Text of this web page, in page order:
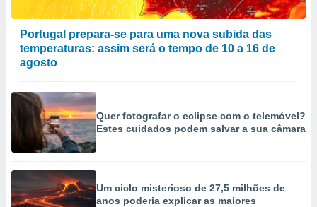
Portugal prepara-se para uma nova subida das
temperaturas: assim será o tempo de 10 a 16 de
agosto
Quer fotografar o eclipse com o telemóvel?
Estes cuidados podem salvar a sua câmara
Um ciclo misterioso de 27,5 milhões de
anos poderia explicar as maiores